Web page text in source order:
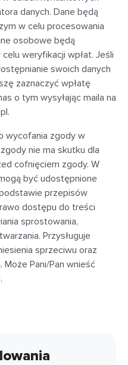
danych. Dane będą
w celu procesowania
osobowe będą
weryfikacji wpłat. Jeśli
swoich danych
zaznaczyć wpłatę
o tym wysyłając maila na
.
wycofania zgody w
nie ma skutku dla
cofnięciem zgody. W
być udostępnione
przepisów
dostępu do treści
sprostowania,
Przysługuje
sprzeciwu oraz
Pani/Pan wnieść